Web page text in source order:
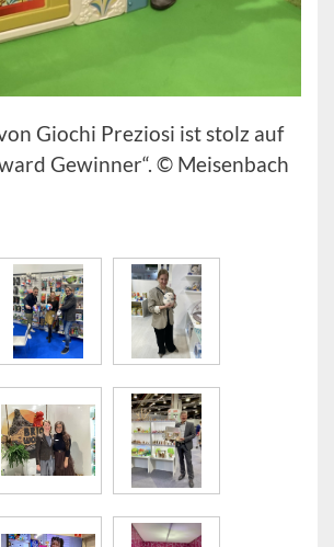
Giochi Preziosi ist stolz auf
Gewinner“. © Meisenbach